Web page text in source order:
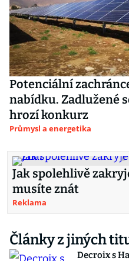
Potenciální
nabídku. Zadlužené
hrozí konkurz
Průmysl a energetika
Jak spolehlivě
musíte znát
Reklama
Články z jiných
Decroix s